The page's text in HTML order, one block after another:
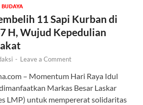
11 Sapi Kurban di
H, Wujud Kepedulian
- Leave a Comment
– Momentum Hari Raya Idul
Markas Besar Laskar
LMP) untuk mempererat solidaritas